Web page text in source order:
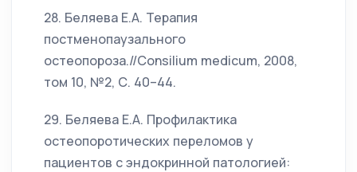
28. Беляева Е.А. Терапия
постменопаузального
остеопороза.//Consilium medicum, 2008,
том 10, №2, С. 40–44.
29. Беляева Е.А. Профилактика
остеопоротических переломов у
пациентов с эндокринной патологией: